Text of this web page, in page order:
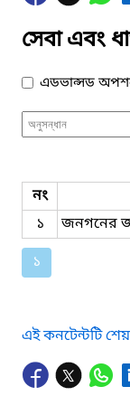
সেবা এবং
এডভান্সড
নং
১
জনগনের
১
এই কনটেন্টটি